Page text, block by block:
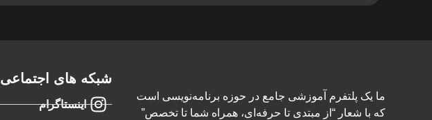
ما یک پلتفرم آموزشی جامع در حوزه برنامه‌نویسی است
که با شعار “از مبتدی تا حرفه‌ای، همراه شما تا تخصص”
شبکه های اجتماعی
اینستاگرام